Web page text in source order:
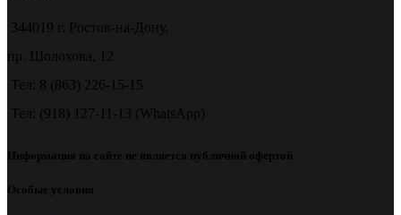
344019 г. Ростов-на-Дону,
пр. Шолохова, 12
Тел: 8 (863) 226-15-15
Тел: (918) 127-11-13 (WhatsApp)
Информация на сайте не является публичной офертой
Особые условия